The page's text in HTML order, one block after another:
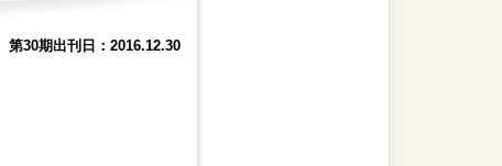
第30期出刊日：2016.12.30